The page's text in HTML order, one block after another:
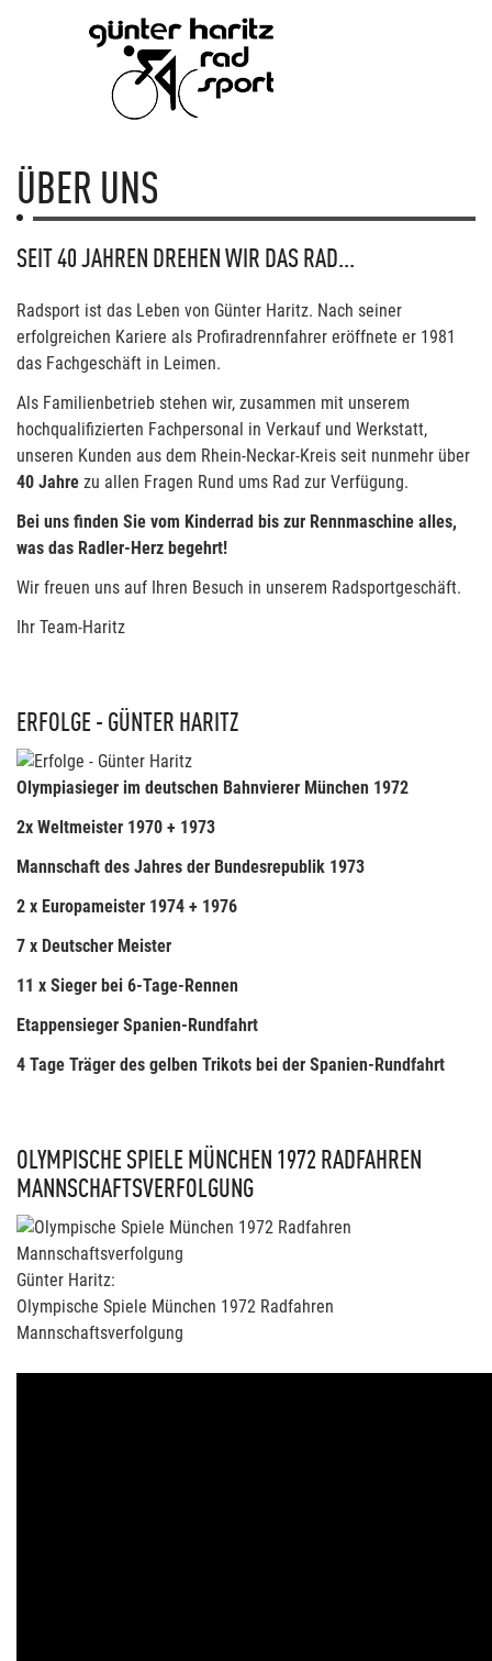
ÜBER UNS
SEIT 40 JAHREN DREHEN WIR DAS RAD...
Radsport ist das Leben von Günter Haritz. Nach seiner
erfolgreichen Kariere als Profiradrennfahrer eröffnete er 1981
das Fachgeschäft in Leimen.
Als Familienbetrieb stehen wir, zusammen mit unserem
hochqualifizierten Fachpersonal in Verkauf und Werkstatt,
unseren Kunden aus dem Rhein-Neckar-Kreis seit nunmehr über
40 Jahre zu allen Fragen Rund ums Rad zur Verfügung.
Bei uns finden Sie vom Kinderrad bis zur Rennmaschine alles,
was das Radler-Herz begehrt!
Wir freuen uns auf Ihren Besuch in unserem Radsportgeschäft.
Ihr Team-Haritz
ERFOLGE - GÜNTER HARITZ
Olympiasieger im deutschen Bahnvierer München 1972
2x Weltmeister 1970 + 1973
Mannschaft des Jahres der Bundesrepublik 1973
2 x Europameister 1974 + 1976
7 x Deutscher Meister
11 x Sieger bei 6-Tage-Rennen
Etappensieger Spanien-Rundfahrt
4 Tage Träger des gelben Trikots bei der Spanien-Rundfahrt
OLYMPISCHE SPIELE MÜNCHEN 1972 RADFAHREN
MANNSCHAFTSVERFOLGUNG
Günter Haritz:
Olympische Spiele München 1972 Radfahren
Mannschaftsverfolgung